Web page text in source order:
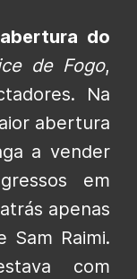
do
de Fogo,
Na
abertura
a vender
em
apenas
Sam Raimi.
com